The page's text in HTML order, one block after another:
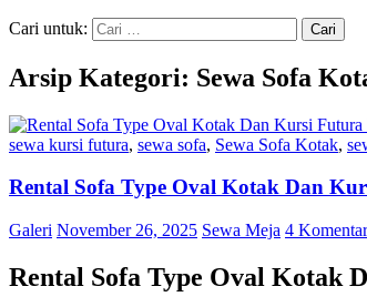
Cari untuk:
Arsip Kategori: Sewa Sofa
sewa kursi futura, sewa sofa, Sewa Sofa Kotak,
Rental Sofa Type Oval Kotak Dan
Galeri November 26, 2025 Sewa Meja 4 Komentar
Rental Sofa Type Oval Kotak